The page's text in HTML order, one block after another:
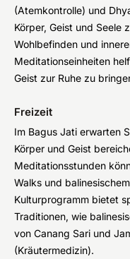
(Atemkontrolle) und
Körper, Geist und Seele
Wohlbefinden und
Meditationseinheiten
Geist zur Ruhe zu
Freizeit
Im Bagus Jati erwarten
Körper und Geist
Meditationsstunden
Walks und
Kulturprogramm bietet
Traditionen, wie
von Canang Sari und
(Kräutermedizin).